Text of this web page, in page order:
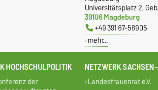
Universitätsplatz 2,
39106 Magdeburg
+49 391 67-58905
mehr…
HOCHSCHULPOLITIK
der
NETZWERK
Landesfrauenrat e.V.